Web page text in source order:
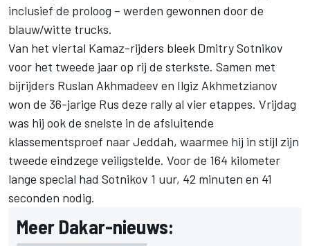
inclusief de proloog – werden gewonnen door de
blauw/witte trucks.
Van het viertal Kamaz-rijders bleek Dmitry Sotnikov
voor het tweede jaar op rij de sterkste. Samen met
bijrijders Ruslan Akhmadeev en Ilgiz Akhmetzianov
won de 36-jarige Rus deze rally al vier etappes. Vrijdag
was hij ook de snelste in de afsluitende
klassementsproef naar Jeddah, waarmee hij in stijl zijn
tweede eindzege veiligstelde. Voor de 164 kilometer
lange special had Sotnikov 1 uur, 42 minuten en 41
seconden nodig.
Meer Dakar-nieuws: